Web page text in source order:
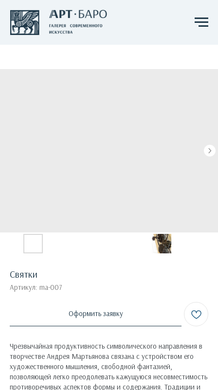
Святки
Артикул: ma-007
Оформить заявку
Чрезвычайная продуктивность символического направления в
творчестве Андрея Мартьянова связана с устройством его
художественного мышления, свободной фантазией,
позволяющей легко преодолевать кажущуюся несовместимость
противоречивых аспектов формы и содержания. Традиции и